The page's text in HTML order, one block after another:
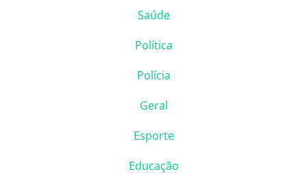
Saúde
Política
Polícia
Geral
Esporte
Educação